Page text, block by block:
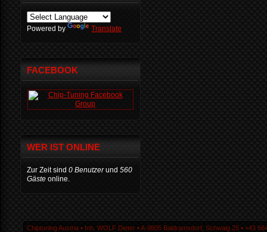
Powered by Translate
FACEBOOK
WER IST ONLINE
Zur Zeit sind 0 Benutzerund 560
Gäste online.
Chiptuning Austria ▪ Inh. WOLF Dieter ▪ A-9805 Baldramsdorf, Schwaig 25 ▪ +43